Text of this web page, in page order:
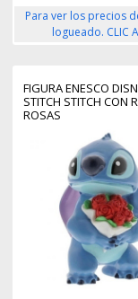
Para ver los precios
logueado. CLIC
FIGURA ENESCO
STITCH STITCH CON
ROSAS